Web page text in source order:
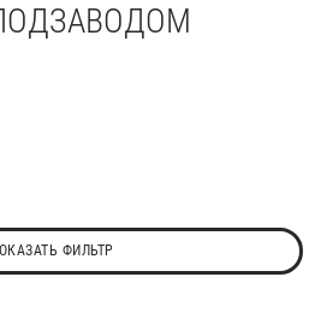
ФИЛЬТР